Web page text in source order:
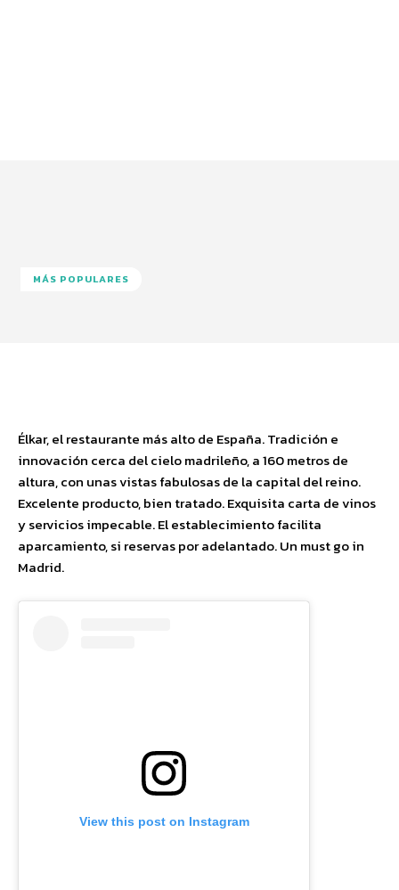
MÁS POPULARES
Élkar, el restaurante más alto de España. Tradición e
innovación cerca del cielo madrileño, a 160 metros de
altura, con unas vistas fabulosas de la capital del reino.
Excelente producto, bien tratado. Exquisita carta de vinos
y servicios impecable. El establecimiento facilita
aparcamiento, si reservas por adelantado. Un must go in
Madrid.
View this post on Instagram